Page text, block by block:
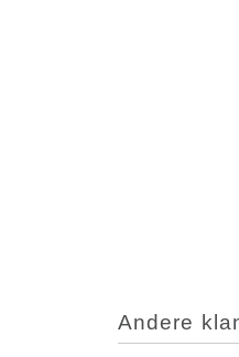
Andere